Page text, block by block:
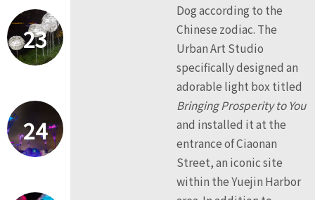
23
24
Dog according to the
Chinese zodiac. The
Urban Art Studio
specifically designed an
adorable light box titled
Bringing Prosperity to You
and installed it at the
entrance of Ciaonan
Street, an iconic site
within the Yuejin Harbor